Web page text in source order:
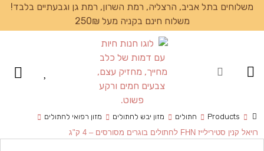
משלוחים בתל אביב, הרצליה, רמת השרון, רמת גן וגבעתיים בלבד!
משלוח חינם בקניה מעל 250₪
Products חתולים מזון יבש לחתולים
מזון רפואי לחתולים
רויאל קנין סטירילייז FHN לחתולים בוגרים מסורסים – 4 ק"ג